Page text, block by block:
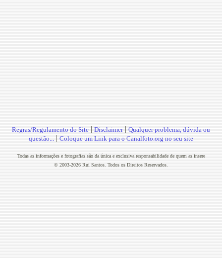
Regras/Regulamento do Site | Disclaimer| Qualquer problema, dúvida ou
questão... | Coloque um Link para o Canalfoto.org no seu site
Todas as informações e fotografias são da única e exclusiva responsabilidade de quem as insere
© 2003-2026 Rui Santos. Todos os Direitos Reservados.